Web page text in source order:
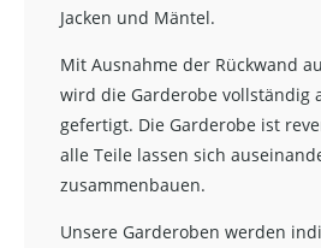
Jacken und Mäntel.
Mit Ausnahme der Rückwand
wird die Garderobe vollständig
gefertigt. Die Garderobe ist
alle Teile lassen sich
zusammenbauen.
Unsere Garderoben werden